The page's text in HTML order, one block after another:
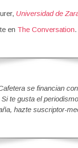
Universidad de
en The Conversation
se financian
te gusta el
hazte suscriptor-